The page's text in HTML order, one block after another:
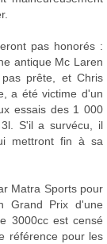
pas honorés :
antique Mc Laren
prête, et Chris
a été victime d'un
essais des 1 000
S'il a survécu, il
mettront fin à sa
Matra Sports pour
Grand Prix d'une
3000cc est censé
référence pour les